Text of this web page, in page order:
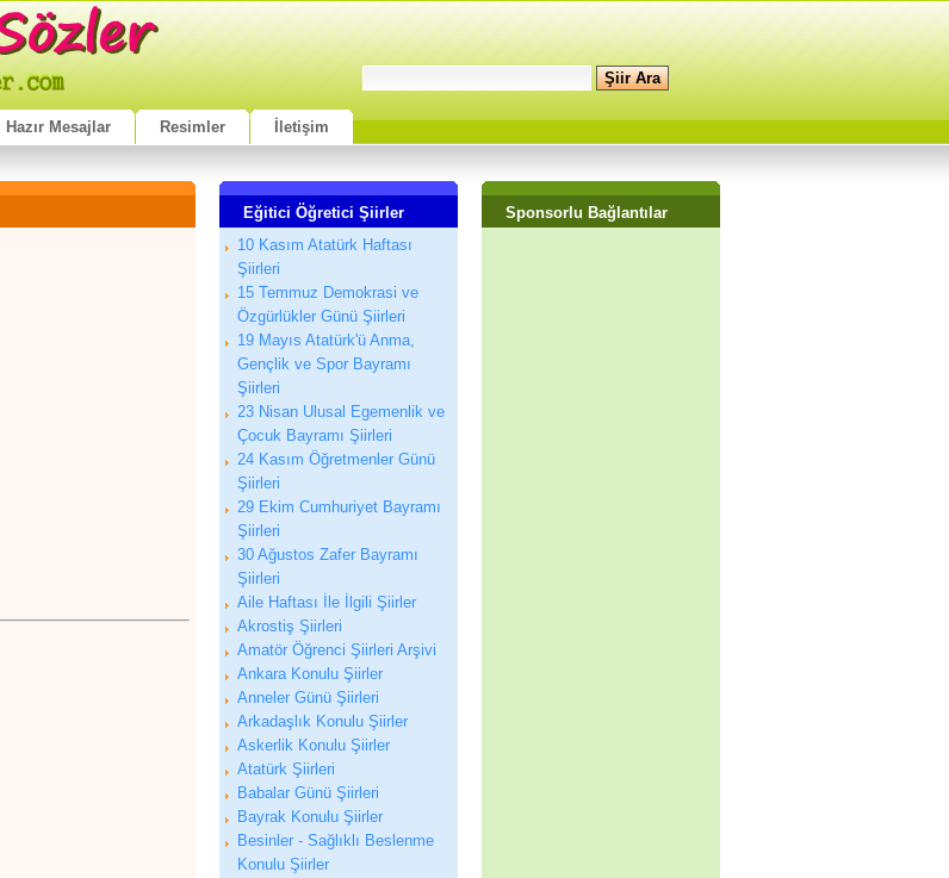
Hazır Mesajlar Resimler İletişim
Eğitici Öğretici Şiirler
10 Kasım Atatürk Haftası
Şiirleri
15 Temmuz Demokrasi ve
Özgürlükler Günü Şiirleri
19 Mayıs Atatürk'ü Anma,
Gençlik ve Spor Bayramı
Şiirleri
23 Nisan Ulusal Egemenlik ve
Çocuk Bayramı Şiirleri
24 Kasım Öğretmenler Günü
Şiirleri
29 Ekim Cumhuriyet Bayramı
Şiirleri
30 Ağustos Zafer Bayramı
Şiirleri
Aile Haftası İle İlgili Şiirler
Akrostiş Şiirleri
Amatör Öğrenci Şiirleri Arşivi
Ankara Konulu Şiirler
Anneler Günü Şiirleri
Arkadaşlık Konulu Şiirler
Askerlik Konulu Şiirler
Atatürk Şiirleri
Babalar Günü Şiirleri
Bayrak Konulu Şiirler
Besinler - Sağlıklı Beslenme
Konulu Şiirler
Sponsorlu Bağlantılar